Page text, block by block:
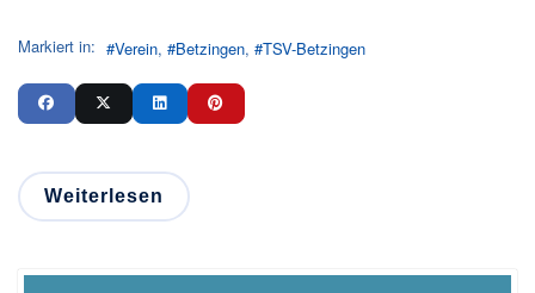
Markiert in: Verein Betzingen TSV-Betzingen
Weiterlesen